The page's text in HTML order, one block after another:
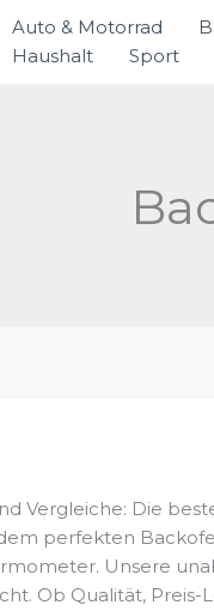
Auto & Motorrad
Haushalt
Sport
Vergleiche: Die
perfekten
Unsere
Ob Qualität,